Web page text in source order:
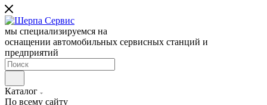
мы специализируемся на
оснащении автомобильных сервисных станций и
предприятий
Каталог
По всему сайту